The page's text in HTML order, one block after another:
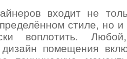
входит не
стиле, но и
воплотить.
помещения